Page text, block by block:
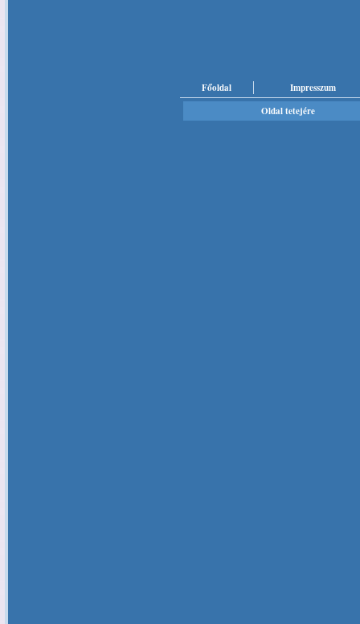
Főoldal
Impresszum
Oldal tetejére